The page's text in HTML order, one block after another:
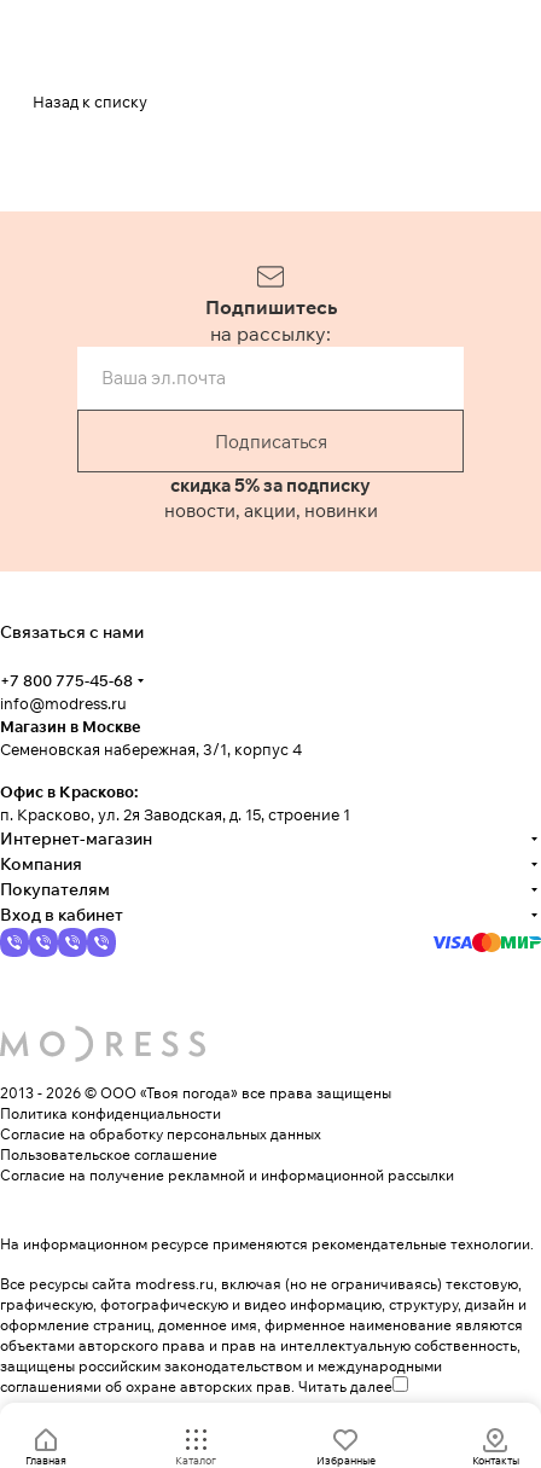
Назад к списку
Подпишитесь
на рассылку:
Подписаться
скидка 5% за подписку
новости, акции, новинки
Связаться с нами
+7 800 775-45-68
info@modress.ru
Магазин в Москве
Семеновская набережная, 3/1, корпус 4
Офис в Красково:
п. Красково, ул. 2я Заводская, д. 15, строение 1
Интернет-магазин
Компания
Покупателям
Вход в кабинет
2013 - 2026 © ООО «Твоя погода» все права защищены
Политика конфиденциальности
Согласие на обработку персональных данных
Пользовательское соглашение
Согласие на получение рекламной и информационной рассылки
На информационном ресурсе применяются рекомендательные технологии.
Все ресурсы сайта modress.ru, включая (но не ограничиваясь) текстовую,
графическую, фотографическую и видео информацию, структуру, дизайн и
оформление страниц, доменное имя, фирменное наименование являются
объектами авторского права и прав на интеллектуальную собственность,
защищены российским законодательством и международными
соглашениями об охране авторских прав. Читать далее
Главная Каталог Избранные Контакты